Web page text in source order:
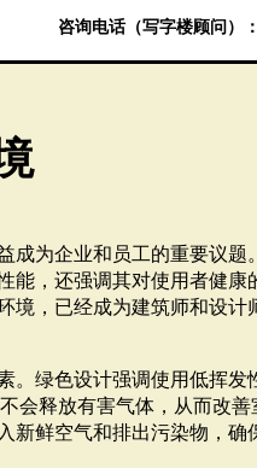
咨询电话（写字楼顾问）
成为企业和员工的重要议题
，还强调其对使用者健康
境，已经成为建筑师和设计
。绿色设计强调使用低挥发
会释放有害气体，从而改
新鲜空气和排出污染物，确